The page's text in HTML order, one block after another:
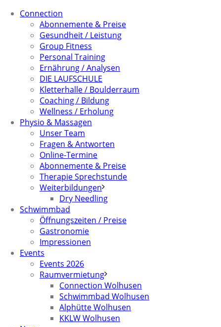
Connection
Abonnemente & Preise
Gesundheit / Leistung
Group Fitness
Personal Training
Ernährung / Analysen
DIE LAUFSCHULE
Kletterhalle / Boulderraum
Coaching / Bildung
Wellness / Erholung
Physio & Massagen
Unser Team
Fragen & Antworten
Online-Termine
Abonnemente & Preise
Therapie Sprechstunde
Weiterbildungen
Dry Needling
Schwimmbad
Öffnungszeiten / Preise
Gastronomie
Impressionen
Events
Events 2026
Raumvermietung
Connection Wolhusen
Schwimmbad Wolhusen
Alphütte Wolhusen
KKLW Wolhusen